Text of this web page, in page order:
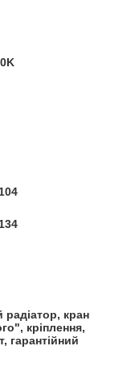
радіатор, кран
кріплення,
гарантійний